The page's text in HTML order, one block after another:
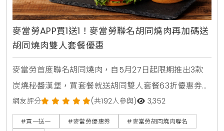
麥當勞APP買1送1！麥當勞聯名胡同燒肉再加碼送
胡同燒肉雙人套餐優惠
麥當勞首度聯名胡同燒肉，自5月27日起限期推出3款
炭燒秘醬漢堡，買套餐就送胡同雙人套餐63折優惠券。
人氣捲捲薯條同步回歸，還有西西里金選冰美式全新登
場，搭配APP年中慶享買1送1。
網友評分 (共192人參與) 3,352
#買一送一 #麥當勞優惠券
#麥當勞胡同燒肉聯名